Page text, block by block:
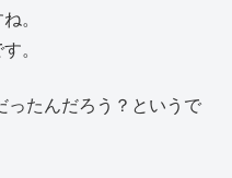
。
。
ったんだろう？というで